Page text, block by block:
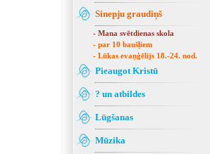
Sinepju graudiņš
- Mana svētdienas skola
- par 10 baušļiem
- Lūkas evaņģēlijs 18.-24. nod.
Pieaugot Kristū
? un atbildes
Lūgšanas
Mūzika